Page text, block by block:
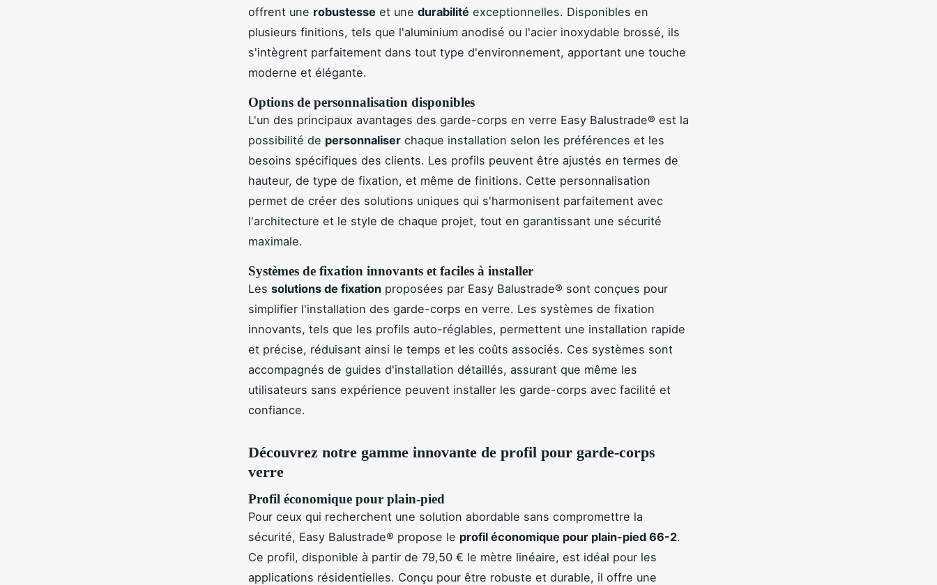
offrent une robustesse et une durabilité exceptionnelles. Disponibles en
plusieurs finitions, tels que l'aluminium anodisé ou l'acier inoxydable brossé, ils
s'intègrent parfaitement dans tout type d'environnement, apportant une touche
moderne et élégante.
Options de personnalisation disponibles
L'un des principaux avantages des garde-corps en verre Easy Balustrade® est la
possibilité de personnaliser chaque installation selon les préférences et les
besoins spécifiques des clients. Les profils peuvent être ajustés en termes de
hauteur, de type de fixation, et même de finitions. Cette personnalisation
permet de créer des solutions uniques qui s'harmonisent parfaitement avec
l'architecture et le style de chaque projet, tout en garantissant une sécurité
maximale.
Systèmes de fixation innovants et faciles à installer
Les solutions de fixation proposées par Easy Balustrade® sont conçues pour
simplifier l'installation des garde-corps en verre. Les systèmes de fixation
innovants, tels que les profils auto-réglables, permettent une installation rapide
et précise, réduisant ainsi le temps et les coûts associés. Ces systèmes sont
accompagnés de guides d'installation détaillés, assurant que même les
utilisateurs sans expérience peuvent installer les garde-corps avec facilité et
confiance.
Découvrez notre gamme innovante de profil pour garde-corps
verre
Profil économique pour plain-pied
Pour ceux qui recherchent une solution abordable sans compromettre la
sécurité, Easy Balustrade® propose le profil économique pour plain-pied 66-2.
Ce profil, disponible à partir de 79,50 € le mètre linéaire, est idéal pour les
applications résidentielles. Conçu pour être robuste et durable, il offre une